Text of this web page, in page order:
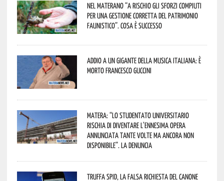
Nel materano “a rischio gli sforzi compiuti
per una gestione corretta del patrimonio
faunistico”. Cosa è successo
Addio a un gigante della musica italiana: è
morto Francesco Guccini
Matera: “Lo studentato universitario
rischia di diventare l’ennesima opera
annunciata tante volte ma ancora non
disponibile”. La denuncia
Truffa Spid, la falsa richiesta del canone